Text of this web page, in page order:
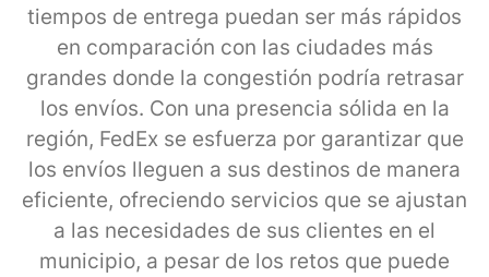
tiempos de entrega puedan ser más rápidos
en comparación con las ciudades más
grandes donde la congestión podría retrasar
los envíos. Con una presencia sólida en la
región, FedEx se esfuerza por garantizar que
los envíos lleguen a sus destinos de manera
eficiente, ofreciendo servicios que se ajustan
a las necesidades de sus clientes en el
municipio, a pesar de los retos que puede